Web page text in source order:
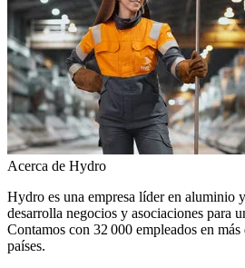
Acerca de Hydro
Hydro es una empresa líder en aluminio
desarrolla negocios y asociaciones para
Contamos con 32 000 empleados en
países.